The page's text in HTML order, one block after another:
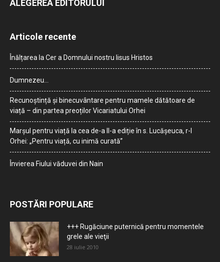
ALEGEREA EDITORULUI
Articole recente
Înălțarea la Cer a Domnului nostru Iisus Hristos
Dumnezeu…
Recunoștință și binecuvântare pentru mamele dătătoare de
viață – din partea preoților Vicariatului Orhei
Marșul pentru viață la cea de-a II-a ediție în s. Lucășeuca, r-l
Orhei: „Pentru viață, cu inimă curată”
Învierea Fiului văduvei din Nain
POSTĂRI POPULARE
+++ Rugăciune puternică pentru momentele
grele ale vieţii
28 iulie 2010